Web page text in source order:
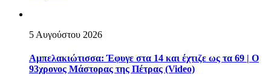
5 Αυγούστου 2026
Αμπελακιώτισσα: Έφυγε στα 14 και έχτιζε ως τα 69 | Ο
93χρονος Μάστορας της Πέτρας (Video)